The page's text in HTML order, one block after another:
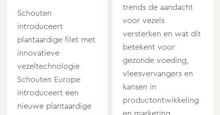
Schouten
introduceert
plantaardige filet met
innovatieve
vezeltechnologie
Schouten Europe
introduceert een
nieuwe plantaardige
trends de aandacht
voor vezels
versterken en wat dit
betekent voor
gezonde voeding,
vleesvervangers en
kansen in
productontwikkeling